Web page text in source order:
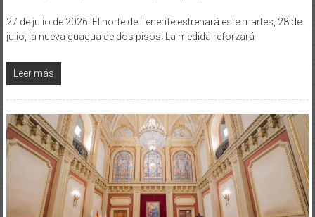
27 de julio de 2026. El norte de Tenerife estrenará este martes, 28 de
julio, la nueva guagua de dos pisos. La medida reforzará
Leer más